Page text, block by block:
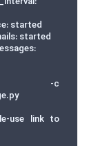
started
started
-c
use link to